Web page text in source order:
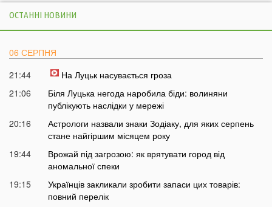
ОСТАННІ НОВИНИ
06 СЕРПНЯ
21:44
На Луцьк насувається гроза
21:06
Біля Луцька негода наробила біди: волиняни
публікують наслідки у мережі
20:16
Астрологи назвали знаки Зодіаку, для яких серпень
стане найгіршим місяцем року
19:44
Врожай під загрозою: як врятувати город від
аномальної спеки
19:15
Українців закликали зробити запаси цих товарів:
повний перелік